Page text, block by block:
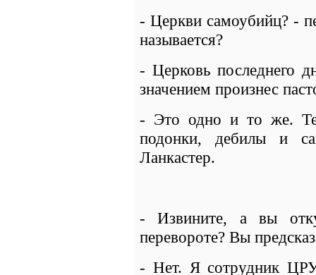
- Церкви самоубийц? -
называется?
- Церковь последнего
значением произнес
- Это одно и то же.
подонки, дебилы и
Ланкастер.
- Извините, а вы
перевороте? Вы
- Нет. Я сотрудник